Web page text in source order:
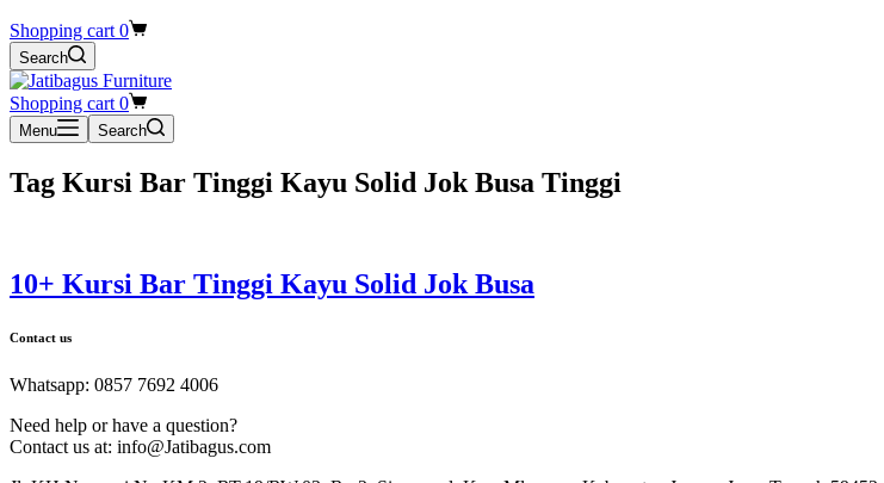
Shopping cart 0
Search
Shopping cart 0
Menu Search
Tag Kursi Bar Tinggi Kayu Solid Jok Busa Tinggi
10+ Kursi Bar Tinggi Kayu Solid Jok Busa
Contact us
Whatsapp: 0857 7692 4006
Need help or have a question?
Contact us at: info@Jatibagus.com